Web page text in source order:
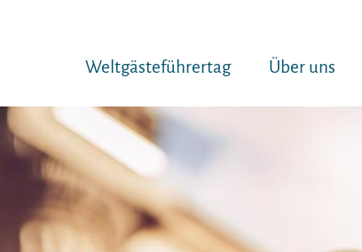
Weltgäst­eführertag Über uns